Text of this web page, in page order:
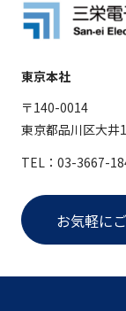
東京本社
〒140-0014
東京都品川区大井
TEL：03-3667-
お気軽に